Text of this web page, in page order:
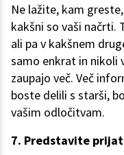
Ne lažite, kam
kakšni so vaši načrti.
ali pa v kakšnem
samo enkrat in nikoli
zaupajo več. Več
boste delili s starši,
vašim odločitvam.
7. Predstavite